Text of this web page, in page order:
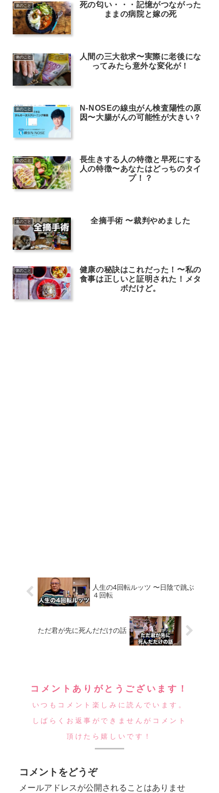
体のこと
死の匂い・・・記憶がつながった
ままの病院と嫁の死
体のこと
人間の三大欲求〜実際に老後にな
ってみたら意外な変化が！
体のこと
N-NOSEの線虫がん検査陽性の原
因〜大腸がんの可能性が大きい？
体のこと
長生きする人の特徴と早死にする
人の特徴〜あなたはどっちのタイ
プ！？
体のこと 全摘手術 〜裁判やめました
体のこと
健康の秘訣はこれだった！〜私の
食事は正しいと証明された！メタ
ボだけど。
人生の4回転ルッツ 〜日陰で跳ぶ
４回転
ただ君が先に死んだだけの話
コメントありがとうございます！
いつもコメント楽しみに読んでいます。
しばらくお返事ができませんがコメント
頂けたら嬉しいです！
コメントをどうぞ
メールアドレスが公開されることはありませ